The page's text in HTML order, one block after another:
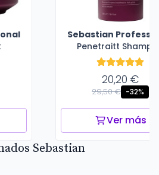
Sebastian
Penetraitt
20,20 €
29,50 € -32%
Ver más
Sebastian